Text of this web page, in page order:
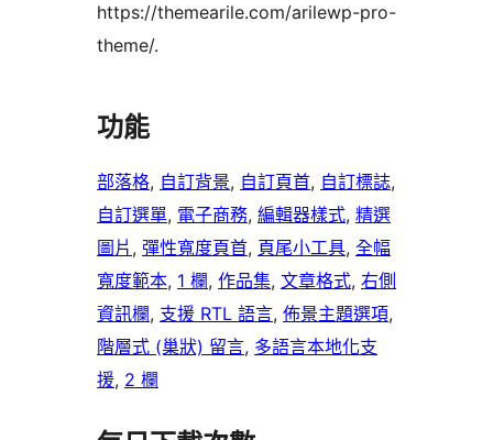
https://themearile.com/arilewp-pro-
theme/.
功能
部落格, 自訂背景, 自訂頁首, 自訂標誌
自訂選單, 電子商務, 編輯器樣式, 精選
圖片 , 彈性寬度頁首, 頁尾小工具, 全幅
寬度範本, 1 欄, 作品集, 文章格式, 右側
資訊欄, 支援 RTL 語言, 佈景主題選項
階層式 (巢狀) 留言, 多語言本地化支
援, 2 欄